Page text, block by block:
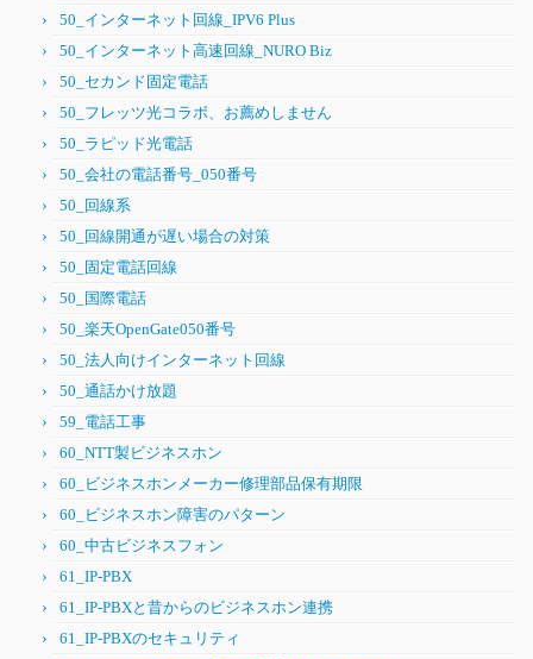
50_インターネット回線_IPV6 Plus
50_インターネット高速回線_NURO Biz
50_セカンド固定電話
50_フレッツ光コラボ、お薦めしません
50_ラピッド光電話
50_会社の電話番号_050番号
50_回線系
50_回線開通が遅い場合の対策
50_固定電話回線
50_国際電話
50_楽天OpenGate050番号
50_法人向けインターネット回線
50_通話かけ放題
59_電話工事
60_NTT製ビジネスホン
60_ビジネスホンメーカー修理部品保有期限
60_ビジネスホン障害のパターン
60_中古ビジネスフォン
61_IP-PBX
61_IP-PBXと昔からのビジネスホン連携
61_IP-PBXのセキュリティ